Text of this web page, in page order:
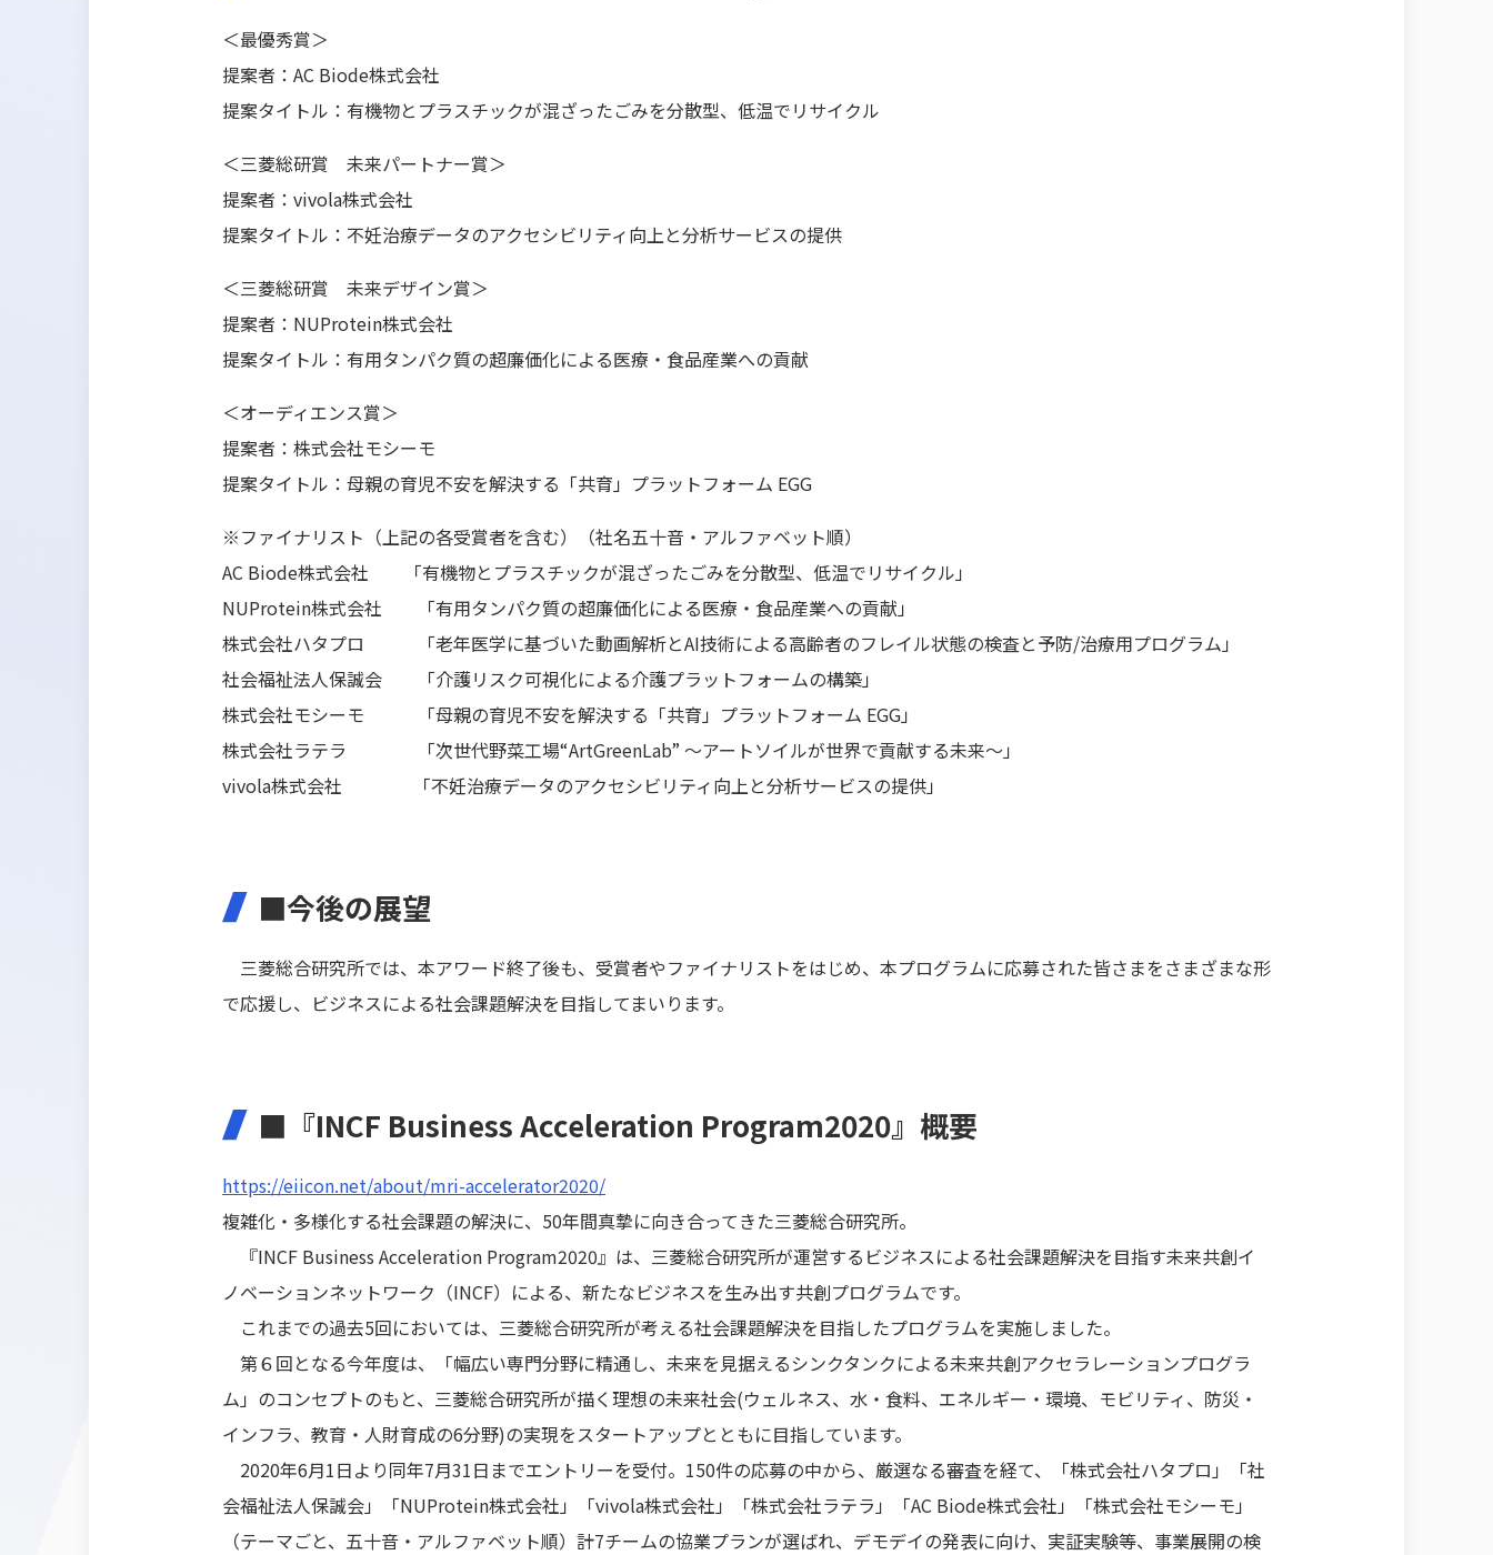
＜最優秀賞＞
提案者：AC Biode株式会社
提案タイトル：有機物とプラスチックが混ざったごみを分散型、低温でリサイクル
＜三菱総研賞 未来パートナー賞＞
提案者：vivola株式会社
提案タイトル：不妊治療データのアクセシビリティ向上と分析サービスの提供
＜三菱総研賞 未来デザイン賞＞
提案者：NUProtein株式会社
提案タイトル：有用タンパク質の超廉価化による医療・食品産業への貢献
＜オーディエンス賞＞
提案者：株式会社モシーモ
提案タイトル：母親の育児不安を解決する「共育」プラットフォーム EGG
※ファイナリスト（上記の各受賞者を含む）（社名五十音・アルファベット順）
AC Biode株式会社 「有機物とプラスチックが混ざったごみを分散型、低温でリサイクル」
NUProtein株式会社 「有用タンパク質の超廉価化による医療・食品産業への貢献」
株式会社ハタプロ 「老年医学に基づいた動画解析とAI技術による高齢者のフレイル状態の検査と予防/治療用プログラム」
社会福祉法人保誠会 「介護リスク可視化による介護プラットフォームの構築」
株式会社モシーモ 「母親の育児不安を解決する「共育」プラットフォーム EGG」
株式会社ラテラ 「次世代野菜工場“ArtGreenLab” ～アートソイルが世界で貢献する未来～」
vivola株式会社 「不妊治療データのアクセシビリティ向上と分析サービスの提供」
■今後の展望
三菱総合研究所では、本アワード終了後も、受賞者やファイナリストをはじめ、本プログラムに応募された皆さまをさまざまな形
で応援し、ビジネスによる社会課題解決を目指してまいります。
■『INCF Business Acceleration Program2020』概要
https://eiicon.net/about/mri-accelerator2020/
複雑化・多様化する社会課題の解決に、50年間真摯に向き合ってきた三菱総合研究所。
『INCF Business Acceleration Program2020』は、三菱総合研究所が運営するビジネスによる社会課題解決を目指す未来共創イ
ノベーションネットワーク（INCF）による、新たなビジネスを生み出す共創プログラムです。
これまでの過去5回においては、三菱総合研究所が考える社会課題解決を目指したプログラムを実施しました。
第６回となる今年度は、「幅広い専門分野に精通し、未来を見据えるシンクタンクによる未来共創アクセラレーションプログラ
ム」のコンセプトのもと、三菱総合研究所が描く理想の未来社会(ウェルネス、水・食料、エネルギー・環境、モビリティ、防災・
インフラ、教育・人財育成の6分野)の実現をスタートアップとともに目指しています。
2020年6月1日より同年7月31日までエントリーを受付。150件の応募の中から、厳選なる審査を経て、「株式会社ハタプロ」「社
会福祉法人保誠会」「NUProtein株式会社」「vivola株式会社」「株式会社ラテラ」「AC Biode株式会社」「株式会社モシーモ」
（テーマごと、五十音・アルファベット順）計7チームの協業プランが選ばれ、デモデイの発表に向け、実証実験等、事業展開の検